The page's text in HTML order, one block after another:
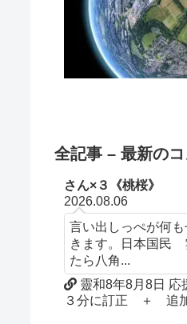
全記事 – 最新のコ
さん×３《桃桜》
2026.08.06
言い出しっぺが何
きます。日本国民
たら八角...
靈和8年8月8日
３分に訂正 ＋ 追